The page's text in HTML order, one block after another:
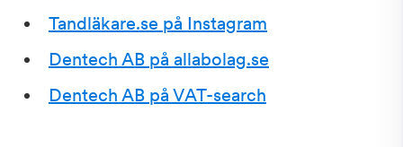
Tandläkare.se på Instagram
Dentech AB på allabolag.se
Dentech AB på VAT-search